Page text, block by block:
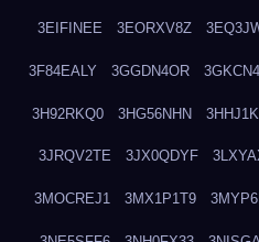
3EIFINEE 3EORXV8Z
3F84EALY 3GGDN4OR
3H92RKQ0 3HG56NHN
3JRQV2TE 3JX0QDYF
3MOCREJ1 3MX1P1T9